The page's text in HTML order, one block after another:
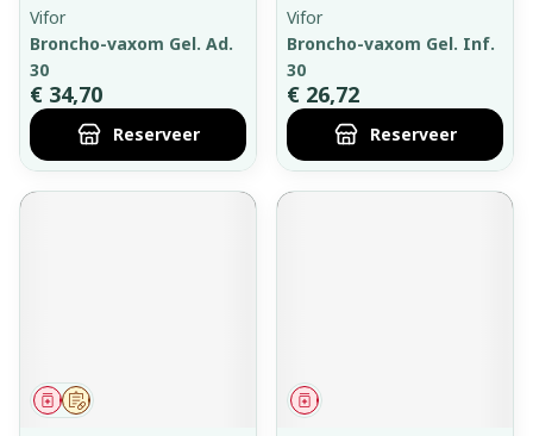
Vifor
Broncho-vaxom Gel. Ad.
30
€ 34,70
Reserveer
Vifor
Broncho-vaxom Gel. Inf.
30
€ 26,72
Reserveer
Op voorschrift
Geneesmiddel Geneesmiddel